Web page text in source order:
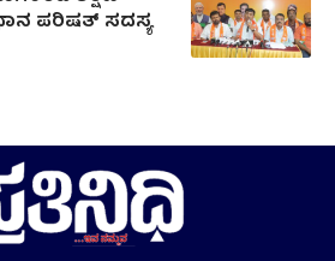
ಪರಿಷತ್ ಸದಸ್ಯ